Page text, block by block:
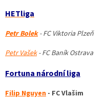
HETliga
Petr Bolek - FC Viktoria Plzeň
Petr Vašek- FC Baník Ostrava
Fortuna národní liga
Filip Nguyen - FC Vlašim